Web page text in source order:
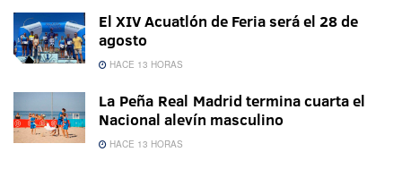
El XIV Acuatlón de Feria será el 28 de
agosto
HACE 13 HORAS
La Peña Real Madrid termina cuarta el
Nacional alevín masculino
HACE 13 HORAS